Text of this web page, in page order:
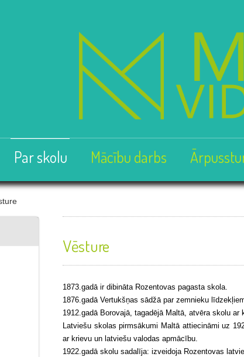
Par skolu Mācību darbs
Vēsture
1873.gadā ir dibināta Rozentovas pagasta skola.
1876.gadā Vertukšņas sādžā par zemnieku
1912.gadā Borovajā, tagadējā Maltā, atvēra skolu ar
Latviešu skolas pirmsākumi Maltā attiecināmi uz
ar krievu un latviešu valodas apmācību.
1922.gadā skolu sadalīja: izveidoja Rozentovas